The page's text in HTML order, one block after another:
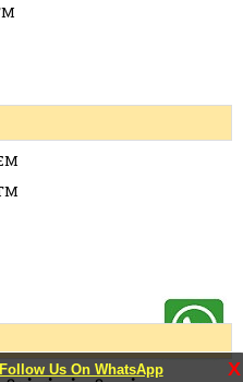
Follow Us On WhatsApp X